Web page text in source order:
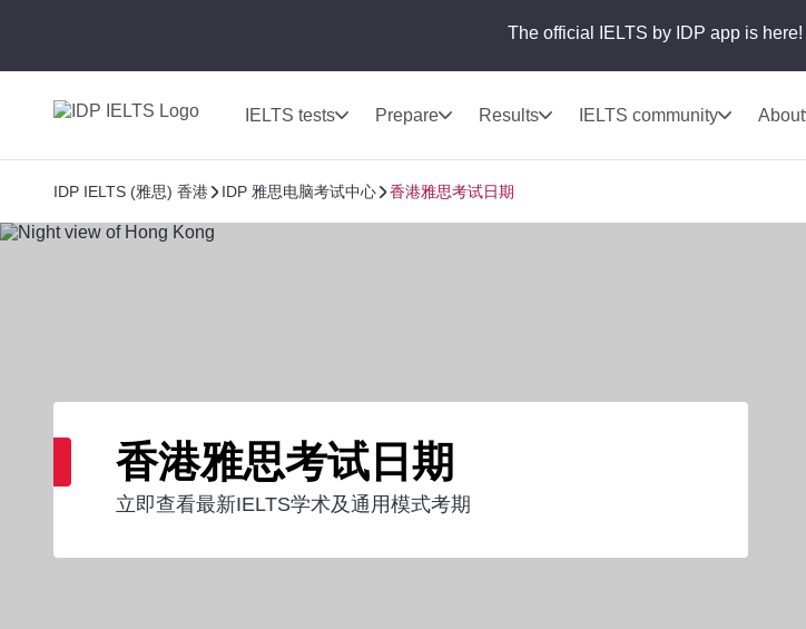
The official IELTS by IDP app is here!
IELTS tests Prepare Results IELTS community About
IDP IELTS (雅思) 香港 IDP 雅思电脑考试中心 香港雅思考试日期
香港雅思考试日期
立即查看最新IELTS学术及通用模式考期